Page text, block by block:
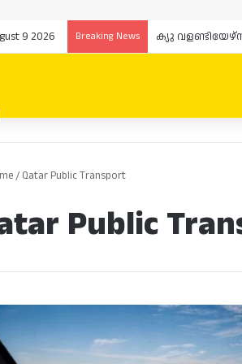
9 2026 Breaking News ക്യു
/ Qatar Public Transport
Public